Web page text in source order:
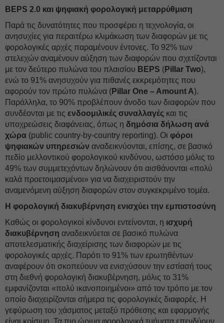
BEPS 2.0 και ψηφιακή φορολογική μεταρρύθμιση
Παρά τις δυνατότητες που προσφέρει η τεχνολογία, οι
ανησυχίες για περαιτέρω κλιμάκωση των διαφορών με τις
φορολογικές αρχές παραμένουν έντονες. Το 92% των
στελεχών αναμένουν αύξηση των διαφορών που σχετίζονται
με τον δεύτερο πυλώνα του πλαισίου BEPS (Pillar Two),
ενώ το 91% ανησυχούν για πιθανές εκκρεμότητες που
αφορούν τον πρώτο πυλώνα (Pillar One – Amount A).
Παράλληλα, το 90% προβλέπουν άνοδο των διαφορών που
συνδέονται με τις ενδοομιλικές συναλλαγές και τις
υποχρεώσεις διαφάνειας, όπως η δημόσια δήλωση ανά
χώρα (public country-by-country reporting). Οι φόροι
ψηφιακών υπηρεσιών αναδεικνύονται, επίσης, σε βασικό
πεδίο μελλοντικού φορολογικού κινδύνου, ωστόσο μόλις το
49% των συμμετεχόντων δηλώνουν ότι αισθάνονται «πολύ
καλά προετοιμασμένοι» για να διαχειριστούν την
αναμενόμενη αύξηση διαφορών στον συγκεκριμένο τομέα.
Η φορολογική διακυβέρνηση ενισχύει την εμπιστοσύνη
Καθώς οι φορολογικοί κίνδυνοι εντείνονται, η ισχυρή
διακυβέρνηση αναδεικνύεται σε βασικό πυλώνα
αποτελεσματικής διαχείρισης των διαφορών με τις
φορολογικές αρχές. Παρότι το 91% των ερωτηθέντων
αναφέρουν ότι σκοπεύουν να ενισχύσουν την εστίασή τους
στη διεθνή φορολογική διακυβέρνηση, μόλις το 31%
εμφανίζονται «πολύ ικανοποιημένοι» από τον τρόπο με τον
οποίο διαχειρίζονται σήμερα τις φορολογικές διαφορές. Η
γεφύρωση του χάσματος μεταξύ πρόθεσης και εφαρμογής
είναι κρίσιμη. Τα πιο ώριμα φορολογικά τμήματα επενδύουν